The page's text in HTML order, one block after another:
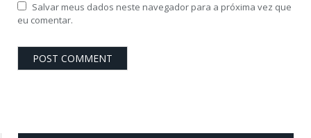
Salvar meus dados neste navegador para a próxima vez que
eu comentar.